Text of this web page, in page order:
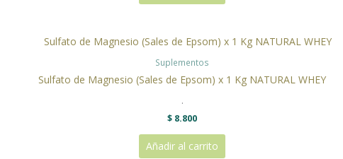
Suplementos
Sulfato de Magnesio (Sales de Epsom) x 1 Kg NATURAL WHEY
.
$ 8.800
Añadir al carrito